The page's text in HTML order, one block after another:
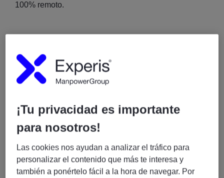
100% remoto.
Funciones:
Análisis funcional y técnico de aplicaciones en
Desarrollo, mantenimiento correctivo y evolutivo
de aplicaciones en COBOL-DB2.
Análisis, diseño y programación de nuevos
desarrollos.
¡Tu privacidad es importante
para nosotros!
Las cookies nos ayudan a analizar el tráfico para
personalizar el contenido que más te interesa y
también a ponértelo fácil a la hora de navegar. Por